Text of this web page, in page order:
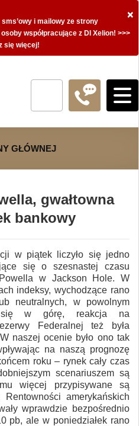
×
i mailowy ze strony
współpracujące z DI Xelion! >>>
się więcej!
GŁÓWNEJ
gwałtowna
bankowy
w piątek liczyło się jedno
się o szesnastej czasu
w Jackson Hole. W
indeksy, wychodzące rano
neutralnych, w powolnym
się w górę, reakcja na
Federalnej też była
naszej ocenie było ono tak
na naszą prognozę
roku – rynek cały czas
scenariuszem są
więcej przypisywane są
amerykańskich
wprawdzie bezpośrednio
pb, ale w poniedziałek rano